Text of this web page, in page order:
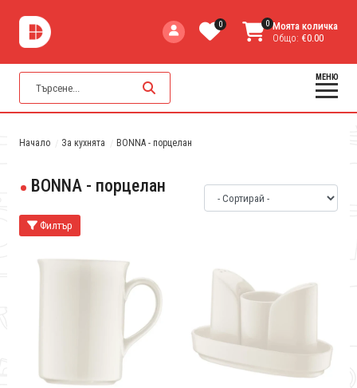
0 0 Моята количка
Общо: €0.00
МЕНЮ
Начало За кухнята BONNA - порцелан
BONNA - порцелан
Филтър